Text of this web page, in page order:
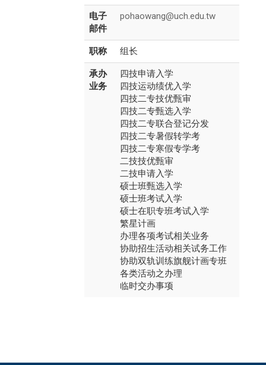
电子
邮件
pohaowang@uch.edu.tw
职称 组长
承办
业务
四技申请入学
四技运动绩优入学
四技二专技优甄审
四技二专甄选入学
四技二专联合登记分发
四技二专暑假转学考
四技二专寒假专学考
二技技优甄审
二技申请入学
硕士班甄选入学
硕士班考试入学
硕士在职专班考试入学
繁星计画
办理各项考试相关业务
协助招生活动相关试务工作
协助双轨训练旗舰计画专班
各类活动之办理
临时交办事项